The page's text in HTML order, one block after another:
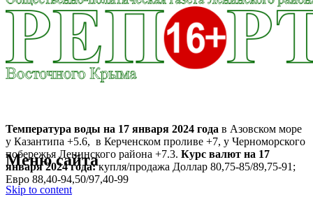
Температура воды на 17 января 2024 года в Азовском море
у Казантипа +5.6, в Керченском проливе +7, у Черноморского
побережья Ленинского района +7.3. Курс валют на 17
января 2024 года:купля/продажа Доллар 80,75-85/89,75-91;
Евро 88,40-94,50/97,40-99
Меню сайта
Skip to content